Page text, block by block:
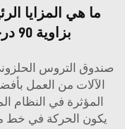
ما هي المزايا
بزاوية 90 درجة للتطبيقات الصناعية؟
الآلات من العمل
المؤثرة في النظام
يكون الحركة في خط